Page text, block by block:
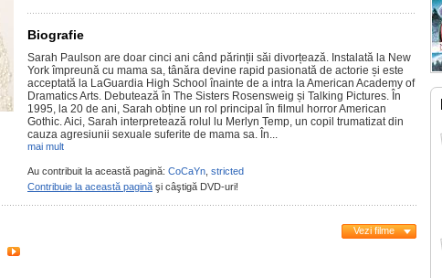
Biografie
Sarah Paulson are doar cinci ani când părinții săi divorțează. Instalată la New
York împreună cu mama sa, tânăra devine rapid pasionată de actorie și este
acceptată la LaGuardia High School înainte de a intra la American Academy of
Dramatics Arts. Debutează în The Sisters Rosensweig și Talking Pictures. În
1995, la 20 de ani, Sarah obține un rol principal în filmul horror American
Gothic. Aici, Sarah interpretează rolul lu Merlyn Temp, un copil trumatizat din
cauza agresiunii sexuale suferite de mama sa. În...
mai mult
Au contribuit la această pagină: CoCaYn stricted
Contribuie la această pagină şi câştigă DVD-uri!
Vezi filme